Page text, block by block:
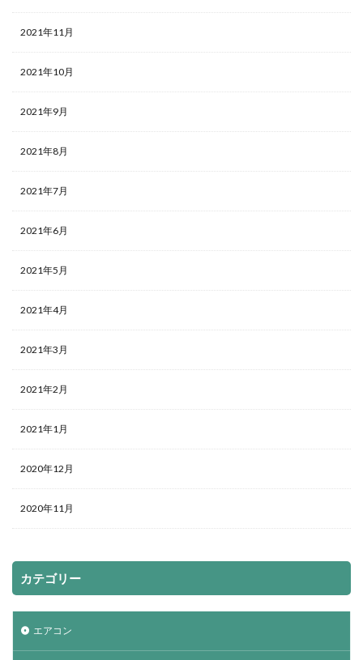
2021年11月
2021年10月
2021年9月
2021年8月
2021年7月
2021年6月
2021年5月
2021年4月
2021年3月
2021年2月
2021年1月
2020年12月
2020年11月
カテゴリー
エアコン